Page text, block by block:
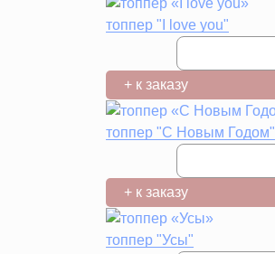
топпер "I love you"
+ к заказу
топпер "С Новым Годом"
+ к заказу
топпер "Усы"